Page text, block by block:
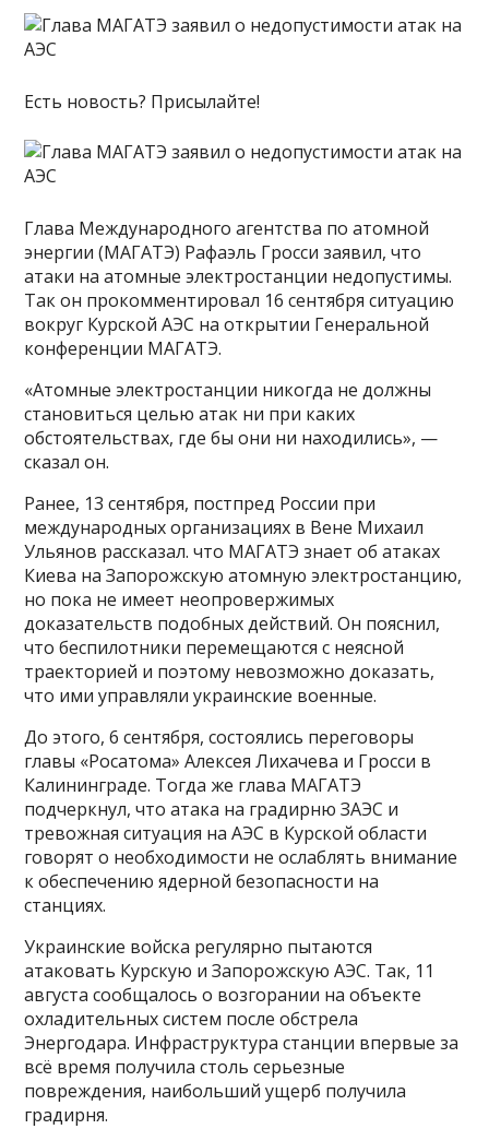
Есть новость? Присылайте!
Глава Международного агентства по атомной
энергии (МАГАТЭ) Рафаэль Гросси заявил, что
атаки на атомные электростанции недопустимы.
Так он прокомментировал 16 сентября ситуацию
вокруг Курской АЭС на открытии Генеральной
конференции МАГАТЭ.
«Атомные электростанции никогда не должны
становиться целью атак ни при каких
обстоятельствах, где бы они ни находились», —
сказал он.
Ранее, 13 сентября, постпред России при
международных организациях в Вене Михаил
Ульянов рассказал. что МАГАТЭ знает об атаках
Киева на Запорожскую атомную электростанцию,
но пока не имеет неопровержимых
доказательств подобных действий. Он пояснил,
что беспилотники перемещаются с неясной
траекторией и поэтому невозможно доказать,
что ими управляли украинские военные.
До этого, 6 сентября, состоялись переговоры
главы «Росатома» Алексея Лихачева и Гросси в
Калининграде. Тогда же глава МАГАТЭ
подчеркнул, что атака на градирню ЗАЭС и
тревожная ситуация на АЭС в Курской области
говорят о необходимости не ослаблять внимание
к обеспечению ядерной безопасности на
станциях.
Украинские войска регулярно пытаются
атаковать Курскую и Запорожскую АЭС. Так, 11
августа сообщалось о возгорании на объекте
охладительных систем после обстрела
Энергодара. Инфраструктура станции впервые за
всё время получила столь серьезные
повреждения, наибольший ущерб получила
градирня.